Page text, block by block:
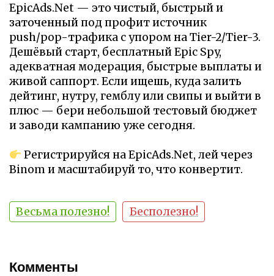
EpicAds.Net — это чистый, быстрый и
заточенный под профит источник
push/pop-трафика с упором на Tier-2/Tier-3.
Дешёвый старт, бесплатный Epic Spy,
адекватная модерация, быстрые выплаты и
живой саппорт. Если ищешь, куда залить
дейтинг, нутру, гемблу или свипы и выйти в
плюс — бери небольшой тестовый бюджет
и заводи кампанию уже сегодня.
Регистрируйся на EpicAds.Net, лей через
Binom и масштабируй то, что конвертит.
Весьма полезно! Бесполезно!
Комменты